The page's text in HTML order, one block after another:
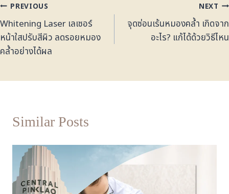
PREVIOUS
Whitening Laser เลเซอร์
หน้าใสปรับสีผิว ลดรอยหมอง
คล้ำอย่างได้ผล
NEXT
จุดซ่อนเร้นหมองคล้ำ เกิดจาก
อะไร? แก้ได้ด้วยวิธีไหน
Similar Posts